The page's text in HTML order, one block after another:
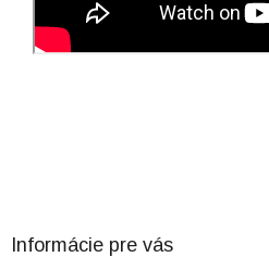
Informácie pre vás